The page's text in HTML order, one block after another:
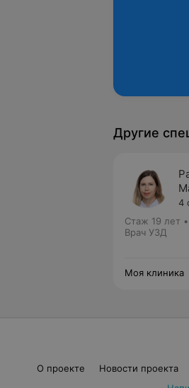
Другие
4
Стаж 19 лет •
Врач УЗД
Моя клиника
О проекте Новости проекта